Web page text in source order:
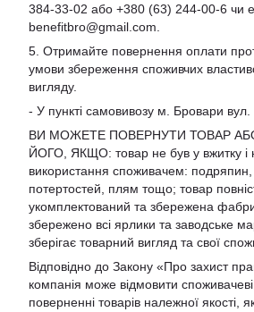
384-33-02 або +380 (63) 244-00-6 чи
benefitbro@gmail.com
5. Отримайте повернення оплати
умови збереження споживчих
вигляду.
- У пункті самовивозу м. Бровари вул.
ВИ МОЖЕТЕ ПОВЕРНУТИ ТОВАР
ЙОГО, ЯКЩО: товар не був у вжитку і
використання споживачем: подряпин,
потертостей, плям тощо; товар
укомплектований та збережена
збережено всі ярлики та заводське
зберігає товарний вигляд та свої
Відповідно до Закону «Про захист
компанія може відмовити споживачеві
поверненні товарів належної якості,